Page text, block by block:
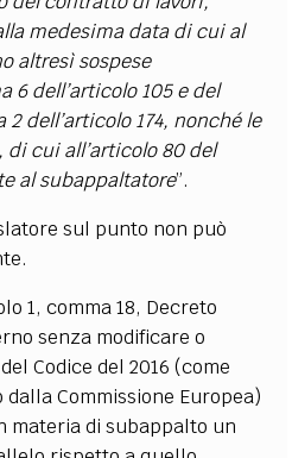
medesima data di cui al
altresì sospese
6 dell’articolo 105 e del
dell’articolo 174, nonché le
cui all’articolo 80 del
al subappaltatore”.
sul punto non può
1, comma 18, Decreto
senza modificare o
Codice del 2016 (come
Commissione Europea)
materia di subappalto un